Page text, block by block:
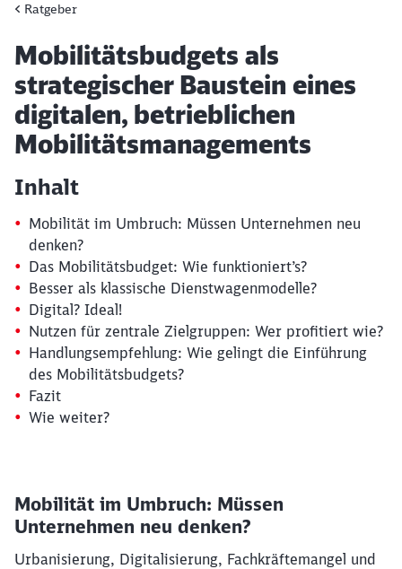
Ratgeber
Artikel:
Mobilitätsbudgets als
strategischer Baustein eines
digitalen, betrieblichen
Mobilitätsmanagements
Inhalt
Mobilität im Umbruch: Müssen Unternehmen neu
denken?
Das Mobilitätsbudget: Wie funktioniert’s?
Besser als klassische Dienstwagenmodelle?
Digital? Ideal!
Nutzen für zentrale Zielgruppen: Wer profitiert wie?
Handlungsempfehlung: Wie gelingt die Einführung
des Mobilitätsbudgets?
Fazit
Wie weiter?
Mobilität im Umbruch: Müssen
Unternehmen neu denken?
Urbanisierung, Digitalisierung, Fachkräftemangel und